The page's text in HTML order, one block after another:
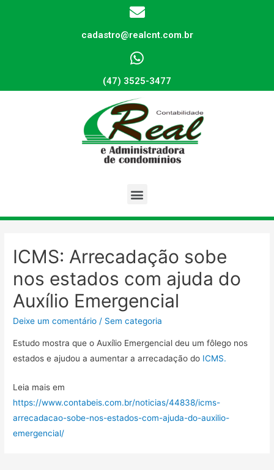
cadastro@realcnt.com.br
(47) 3525-3477
ICMS: Arrecadação sobe
nos estados com ajuda do
Auxílio Emergencial
Deixe um comentário / Sem categoria
Estudo mostra que o Auxílio Emergencial deu um fôlego nos
estados e ajudou a aumentar a arrecadação do ICMS.
Leia mais em
https://www.contabeis.com.br/noticias/44838/icms-
arrecadacao-sobe-nos-estados-com-ajuda-do-auxilio-
emergencial/